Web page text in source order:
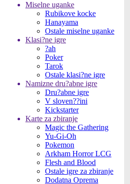
Miselne uganke
Rubikove kocke
Hanayama
Ostale miselne uganke
Klasi?ne igre
?ah
Poker
Tarok
Ostale klasi?ne igre
Namizne dru?abne igre
Dru?abne igre
V sloven??ini
Kickstarter
Karte za zbiranje
Magic the Gathering
Yu-Gi-Oh
Pokemon
Arkham Horror LCG
Flesh and Blood
Ostale igre za zbiranje
Dodatna Oprema